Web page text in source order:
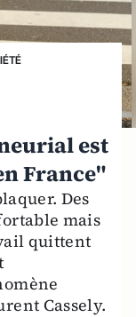
est
France"
Des
mais
quittent
Cassely.